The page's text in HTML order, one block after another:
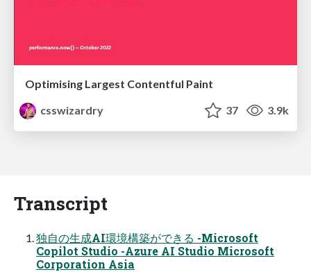
Optimising Largest Contentful Paint
csswizardry
37 3.9k
Transcript
独自の生成AI環境構築ができる -Microsoft
Copilot Studio -Azure AI Studio Microsoft
Corporation Asia